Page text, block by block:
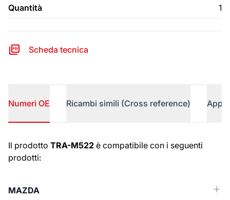
Quantità 1
Scheda tecnica
Numeri OE Ricambi simili (Cross reference)
Numeri OE
Il prodotto TRA-M522 è compatibile con i seguenti
prodotti:
MAZDA